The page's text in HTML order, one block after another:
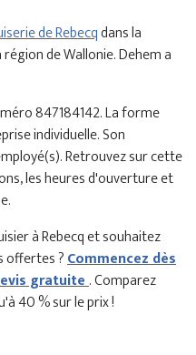
de Rebecqdans la
région de Wallonie. Dehem a
847184142. La forme
individuelle. Son
Retrouvez sur cette
les heures d'ouverture et
à Rebecq et souhaitez
offertes ?Commencez dès
gratuite. Comparez
40 % sur le prix !